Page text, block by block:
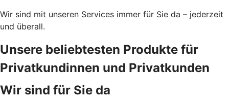
Wir sind mit unseren Services immer für Sie da – jederzeit
und überall.
Unsere beliebtesten Produkte für
Privatkundinnen und Privatkunden
Wir sind für Sie da